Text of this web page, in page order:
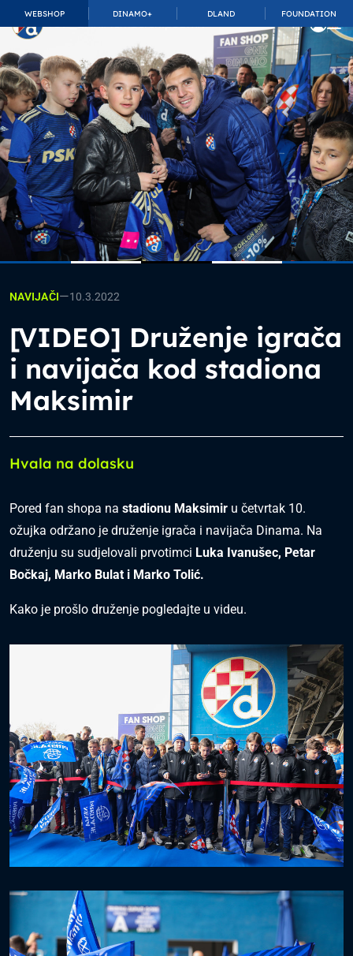
WEBSHOP DINAMO+ DLAND FOUNDATION
TOP_BAR.MembershipSuffix
NAVIJAČI—10.3.2022
[VIDEO] Druženje igrača
i navijača kod stadiona
Maksimir
Hvala na dolasku
Pored fan shopa na stadionu Maksimir u četvrtak 10.
ožujka održano je druženje igrača i navijača Dinama. Na
druženju su sudjelovali prvotimci Luka Ivanušec, Petar
Bočkaj, Marko Bulat i Marko Tolić.
Kako je prošlo druženje pogledajte u videu.